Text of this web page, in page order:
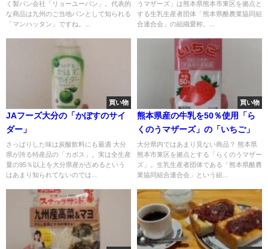
く製パン会社「リョーユーパン」。代表的
な商品は九州のご当地パンとして知られる
「マンハッタン」ですね。...
うマザーズ」は熊本県熊本市東区を拠点と
する生乳生産者団体「熊本県酪農業協同組
合連合会」の組織愛称。...
買い物
JAフーズ大分の「かぼすのサイ
ダー」
さっぱりした味は炭酸飲料にも最適 大分
県が誇る特産品の「カボス」。実は全生産
量の95％以上を大分県産が占めるという
はあまり知られてないのでは...
買い物
熊本県産の牛乳を50％使用「ら
くのうマザーズ」の「いちご」
大分県内ではあまり見ない商品？ 熊本県
熊本市東区を拠点とする「らくのうマザー
ズ」。生乳生産者団体である「熊本県酪農
業協同組合連合会」という組...